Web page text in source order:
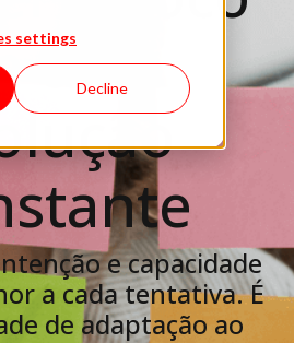
settings
Decline
uma
e capacidade
a cada tentativa. É
de adaptação ao